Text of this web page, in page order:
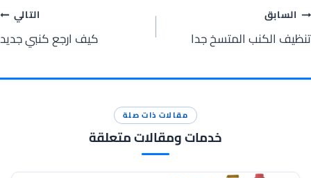
تصفّح
المقالات
السابق
تنظيف الكنب المتسخ جدا
التالي
كيف ارجع كنبي جديد
مقالات ذات صلة
خدمات ومقالات متعلقة